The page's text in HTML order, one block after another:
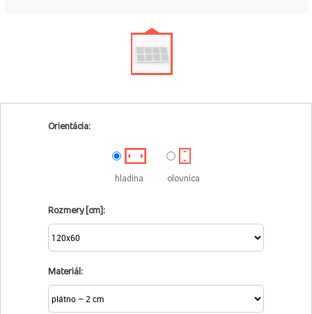
Orientácia:
hladina olovnica
Rozmery [cm]:
Materiál: